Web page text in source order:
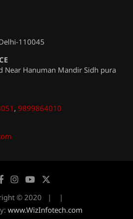
110045
Near Hanuman Mandir Sidh pura
, 9899864010
© 2020
www.WizInfotech.com